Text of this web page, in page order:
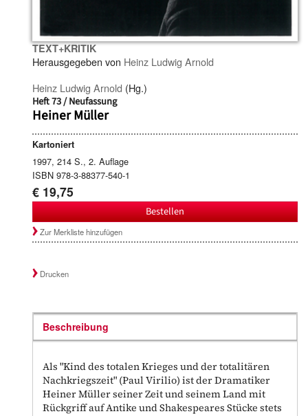
TEXT+KRITIK
Herausgegeben von Heinz Ludwig Arnold
Heinz Ludwig Arnold (Hg.)
Heft 73 / Neufassung
Heiner Müller
Kartoniert
1997, 214 S., 2. Auflage
ISBN 978-3-88377-540-1
€ 19,75
Bestellen
Zur Merkliste hinzufügen
Drucken
Beschreibung
Als "Kind des totalen Krieges und der totalitären
Nachkriegszeit" (Paul Virilio) ist der Dramatiker
Heiner Müller seiner Zeit und seinem Land mit
Rückgriff auf Antike und Shakespeares Stücke stets